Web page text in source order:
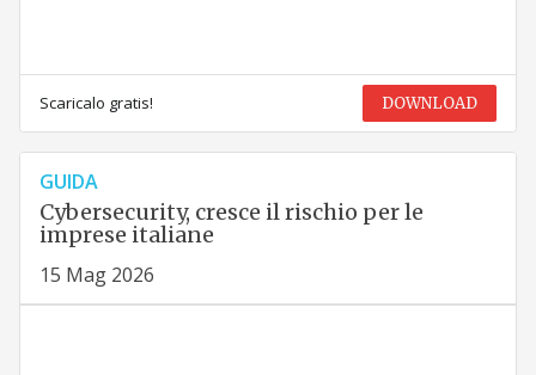
Scaricalo gratis! DOWNLOAD
GUIDA
Cybersecurity, cresce il rischio per le
imprese italiane
15 Mag 2026